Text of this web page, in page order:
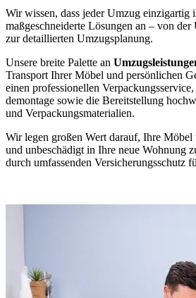
Wir wissen, dass jeder Umzug einzigartig
maßgeschneiderte Lösungen an – von
zur detaillierten Umzugsplanung.
Unsere breite Palette an
Transport Ihrer Möbel und persönlichen
einen professionellen
demontage sowie die Bereitstellung
und Verpackungsmaterialien.
Wir legen großen Wert darauf, Ihre Möbel
und unbeschädigt in Ihre neue Wohnung
durch umfassenden Versicherungsschutz